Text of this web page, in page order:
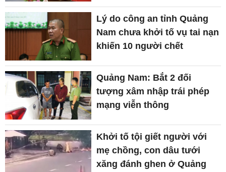
Lý do công an tỉnh Quảng
Nam chưa khởi tố vụ tai nạn
khiến 10 người chết
Quảng Nam: Bắt 2 đối
tượng xâm nhập trái phép
mạng viễn thông
Khởi tố tội giết người với
mẹ chồng, con dâu tưới
xăng đánh ghen ở Quảng